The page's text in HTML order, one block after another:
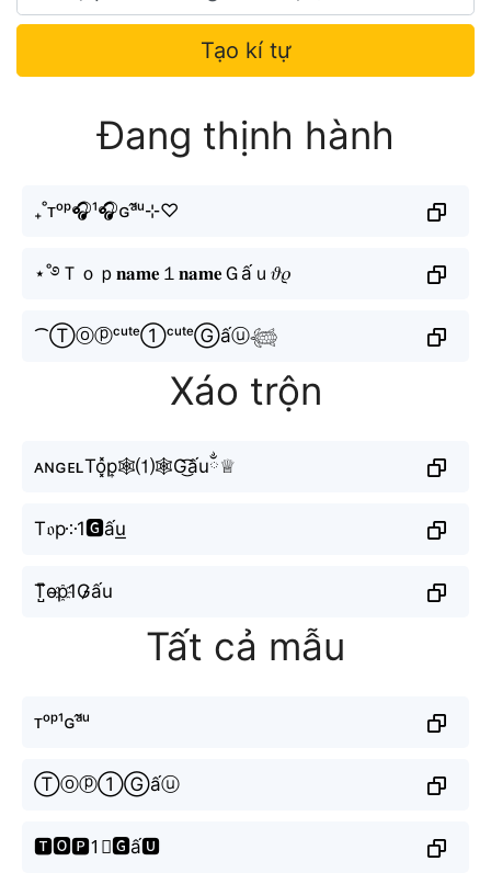
Tạo kí tự
Đang thịnh hành
₊˚ᴛᵒᵖ🎧¹🎧ɢᵃ̂́ᵘ⊹♡
⋆˚࿔Ｔｏｐ𝐧𝐚𝐦𝐞１𝐧𝐚𝐦𝐞Ｇấｕ𝜗𝜚
⁀Ⓣⓞⓟᶜᵘᵗᵉ①ᶜᵘᵗᵉⒼấⓤ𓆉
Xáo trộn
ᴀɴɢᴇʟTo͓̽p͎🕸⑴🕸G͜͡ấuྂ♕
T𝔬p༶1🅶ấu͟
T̺͆o̴p҈1G̷̷ấu
Tất cả mẫu
ᴛᵒᵖ¹ɢᵃ̂́ᵘ
Ⓣⓞⓟ①Ⓖấⓤ
🆃🅾🅿1⃣🅶ấ🆄